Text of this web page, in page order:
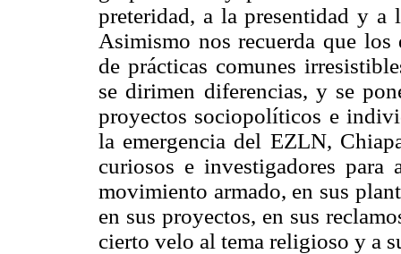
preteridad, a la presentidad y
Asimismo nos recuerda que
de prácticas comunes
se dirimen diferencias, y se
proyectos sociopolíticos e
la emergencia del EZLN,
curiosos e investigadores
movimiento armado, en sus
en sus proyectos, en sus
cierto velo al tema religioso y a